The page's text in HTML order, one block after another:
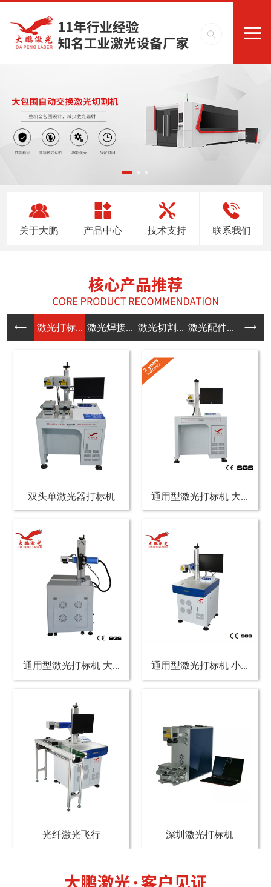
关于大鹏 产品中心 技术支持 联系我们
激光打标... 激光焊接... 激光切割... 激光配件...
双头单激光器打标机 通用型激光打标机 大...
通用型激光打标机 大... 通用型激光打标机 小...
光纤激光飞行 深圳激光打标机